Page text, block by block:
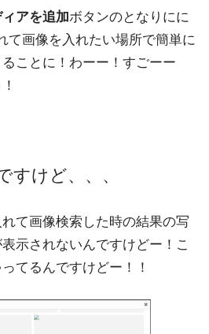
アを追加ボタンのとなりにに
て画像を入れたい場所で簡単に
ことに！わーー！すごーー
すけど、、、
て画像検索した時の結果の写
示されないんですけどー！こ
てるんですけどー！！